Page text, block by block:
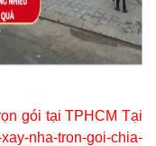
gói tại TPHCM Tại
nha-tron-goi-chia-